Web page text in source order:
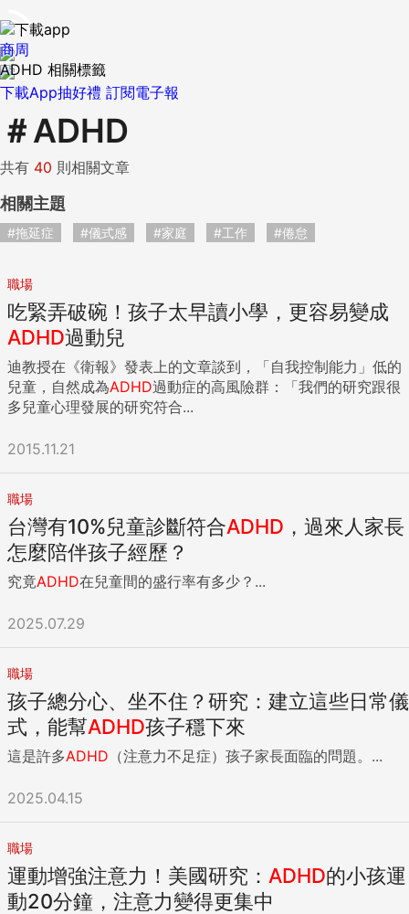
下載App抽好禮 訂閱電子報
商周
ADHD 相關標籤
＃ADHD
共有 40 則相關文章
相關主題
#拖延症 #儀式感 #家庭 #工作 #倦怠
職場
吃緊弄破碗！孩子太早讀小學，更容易變成
ADHD過動兒
迪教授在《衛報》發表上的文章談到，「自我控制能力」低的
兒童，自然成為ADHD過動症的高風險群：「我們的研究跟很
多兒童心理發展的研究符合...
2015.11.21
職場
台灣有10%兒童診斷符合ADHD ，過來人家長
怎麼陪伴孩子經歷？
究竟ADHD在兒童間的盛行率有多少？...
2025.07.29
職場
孩子總分心、坐不住？研究：建立這些日常儀
式，能幫ADHD孩子穩下來
這是許多ADHD （注意力不足症）孩子家長面臨的問題。...
2025.04.15
職場
運動增強注意力！美國研究： ADHD的小孩運
動20分鐘，注意力變得更集中